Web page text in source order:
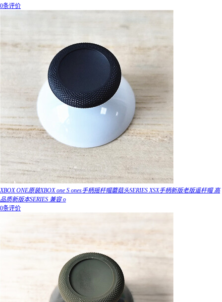
0条评价
XBOX ONE原装XBOX one S ones手柄摇杆帽蘑菇头SERIES XSX手柄新版老版遥杆帽 高
品质新版本SERIES 兼容 o
0条评价